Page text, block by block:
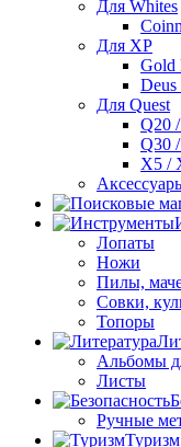
Для Whites
Для XP
Gold
Deus
Для Quest
Q20
Q30
X5 /
Лопаты
Ножи
Пилы,
Совки,
Топоры
Альбомы
Листы
Ручные
Туризм